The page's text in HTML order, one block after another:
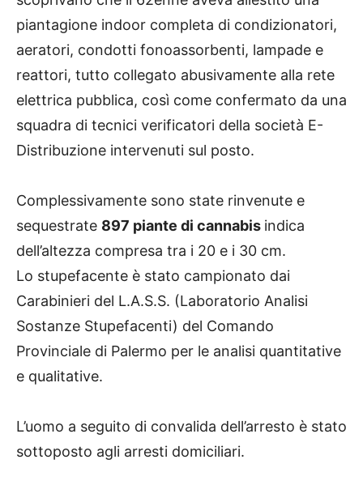
piantagione indoor completa di condizionatori,
aeratori, condotti fonoassorbenti, lampade e
reattori, tutto collegato abusivamente alla rete
elettrica pubblica, così come confermato da una
squadra di tecnici verificatori della società E-
Distribuzione intervenuti sul posto.
Complessivamente sono state rinvenute e
sequestrate 897 piante di cannabis indica
dell’altezza compresa tra i 20 e i 30 cm.
Lo stupefacente è stato campionato dai
Carabinieri del L.A.S.S. (Laboratorio Analisi
Sostanze Stupefacenti) del Comando
Provinciale di Palermo per le analisi quantitative
e qualitative.
L’uomo a seguito di convalida dell’arresto è stato
sottoposto agli arresti domiciliari.